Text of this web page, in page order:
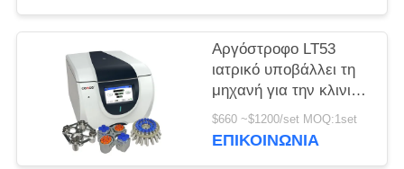
κατεψυγμένη
υποβάλλει
Αργόστροφο LT53
ιατρικό υποβάλλει τη
μηχανή για την κλινική
γενετική βιολογία
ιατρικής σε
$660 ~$1200/set MOQ:1set
ΕΠΙΚΟΙΝΩΝΊΑ